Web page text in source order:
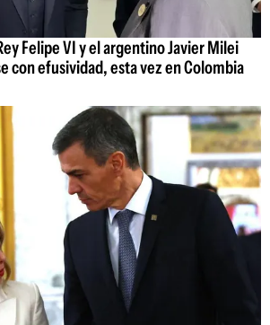
Felipe VI y el argentino Javier Milei
con efusividad, esta vez en Colombia